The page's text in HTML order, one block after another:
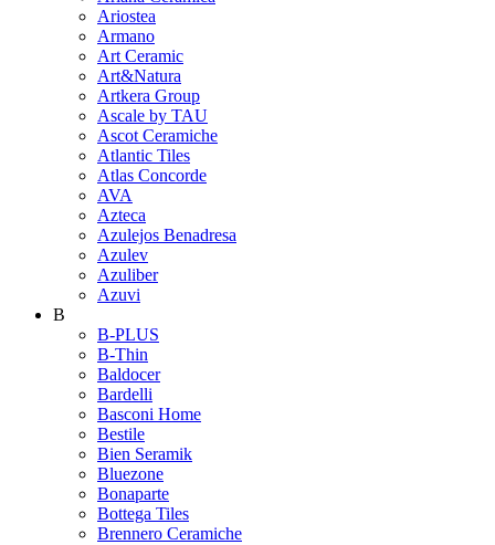
Ariostea
Armano
Art Ceramic
Art&Natura
Artkera Group
Ascale by TAU
Ascot Ceramiche
Atlantic Tiles
Atlas Concorde
AVA
Azteca
Azulejos Benadresa
Azulev
Azuliber
Azuvi
B
B-PLUS
B-Thin
Baldocer
Bardelli
Basconi Home
Bestile
Bien Seramik
Bluezone
Bonaparte
Bottega Tiles
Brennero Ceramiche